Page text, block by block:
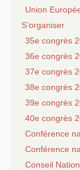
Union
S’organiser
35e congrès
36e congrès
37e congrès
38e congrès
39e congrès
40e congrès
Conférence
Conférence
Conseil